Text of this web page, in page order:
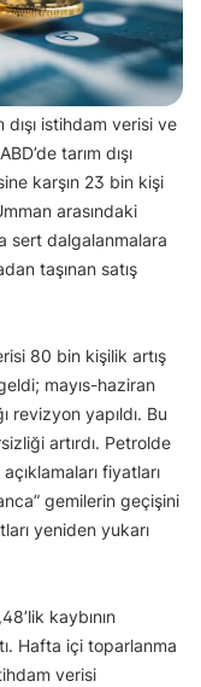
dışı istihdam verisi ve
tarım dışı
karşın 23 bin kişi
arasındaki
sert dalgalanmalara
taşınan satış
80 bin kişilik artış
mayıs-haziran
revizyon yapıldı. Bu
artırdı. Petrolde
fiyatları
gemilerin geçişini
yeniden yukarı
kaybının
Hafta içi toparlanma
verisi